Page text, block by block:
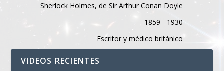
Sherlock Holmes, de Sir Arthur Conan Doyle
1859 - 1930
Escritor y médico británico
VIDEOS RECIENTES